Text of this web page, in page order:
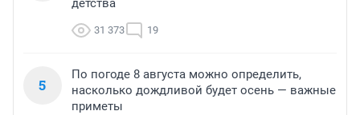
детства
31 373 19
5
По погоде 8 августа можно определить,
насколько дождливой будет осень — важные
приметы